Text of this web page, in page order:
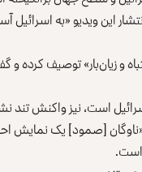
این ویدیو «به
و زیان‌بار» توصیف کرده
است، نیز واکنش تند
[صمود] یک نمایش
است.